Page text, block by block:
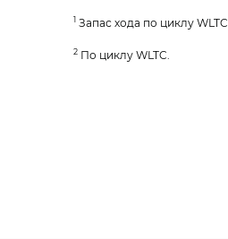
1 Запас хода по циклу WLTC.
2 По циклу WLTC.